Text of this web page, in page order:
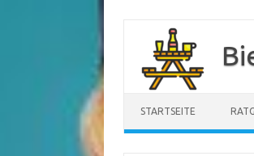
springen
STARTSEITE